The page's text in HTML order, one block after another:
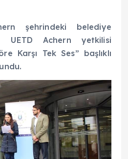
şehrindeki belediye
Achern yetkilisi
Karşı Tek Ses” başlıklı